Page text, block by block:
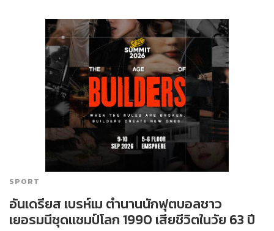
SPORT
อันเดรียส เบรห์เม ตำนานนักฟุตบอลชาว
เยอรมนีชุดแชมป์โลก 1990 เสียชีวิตในวัย 63 ปี